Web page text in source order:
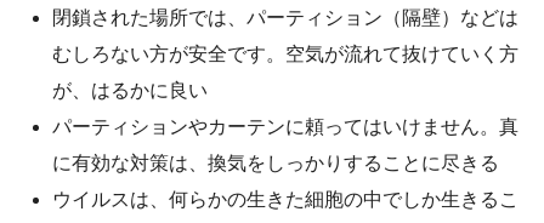
閉鎖された場所では、パーティション（隔壁）などは
むしろない方が安全です。空気が流れて抜けていく方
が、はるかに良い
パーティションやカーテンに頼ってはいけません。真
に有効な対策は、換気をしっかりすることに尽きる
ウイルスは、何らかの生きた細胞の中でしか生きるこ